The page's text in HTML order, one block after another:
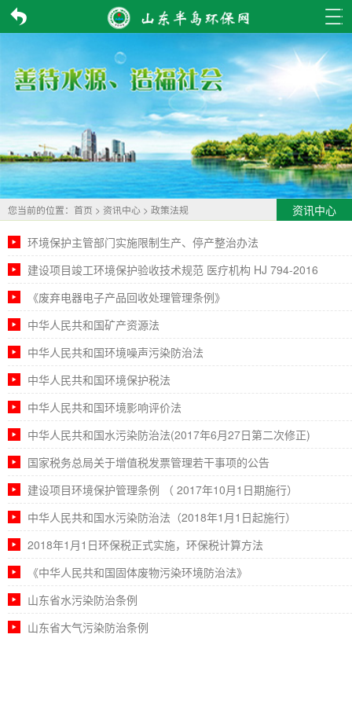
资讯中心
您当前的位置： 首页 > 资讯中心 > 政策法规
环境保护主管部门实施限制生产、停产整治办法
建设项目竣工环境保护验收技术规范 医疗机构 HJ 794-2016
《废弃电器电子产品回收处理管理条例》
中华人民共和国矿产资源法
中华人民共和国环境噪声污染防治法
中华人民共和国环境保护税法
中华人民共和国环境影响评价法
中华人民共和国水污染防治法(2017年6月27日第二次修正)
国家税务总局关于增值税发票管理若干事项的公告
建设项目环境保护管理条例 （ 2017年10月1日期施行）
中华人民共和国水污染防治法（2018年1月1日起施行）
2018年1月1日环保税正式实施，环保税计算方法
《中华人民共和国固体废物污染环境防治法》
山东省水污染防治条例
山东省大气污染防治条例